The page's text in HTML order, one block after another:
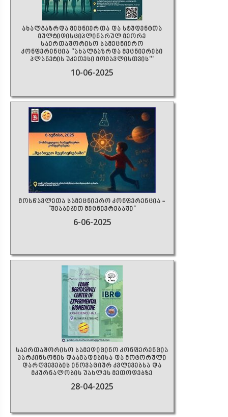
ახალგაზრდა მეცნიერთა და სტუდენტთა
მულტიდისციპლინარულ მეორე
საერთაშორისო სამეცნიერო
კონფერენცია ''ახალგაზრდა მეცნიერები
პლანეტის უკეთესი მომავლისთვის'''
10-06-2025
მოსწავლეთა სამეცნიერო კონფერენცია -
"შეაბიჯეთ მეცნიერებაში"
6-06-2025
საერთაშორისო სამედიცინო კონფერენცია
პარკინსონის დაავადებისა და მოტორული
დარღვევების ინოვაციურ კვლევებსა და
მკურნალობის უახლეს მეთოდებზე
28-04-2025